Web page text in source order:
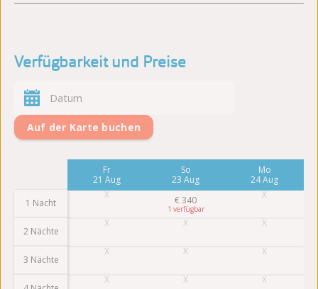
Verfügbarkeit und Preise
Auf der Karte buchen
1 Nacht
2 Nächte
3 Nächte
Fr
21 Aug
So
23 Aug
€340
1
Mo
24 Aug